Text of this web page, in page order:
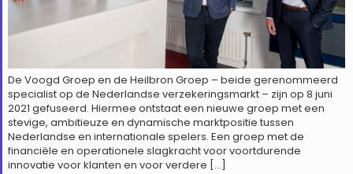
De Voogd Groep en de Heilbron Groep – beide gerenommeerd
specialist op de Nederlandse verzekeringsmarkt – zijn op 8 juni
2021 gefuseerd. Hiermee ontstaat een nieuwe groep met een
stevige, ambitieuze en dynamische marktpositie tussen
Nederlandse en internationale spelers. Een groep met de
financiële en operationele slagkracht voor voortdurende
innovatie voor klanten en voor verdere […]